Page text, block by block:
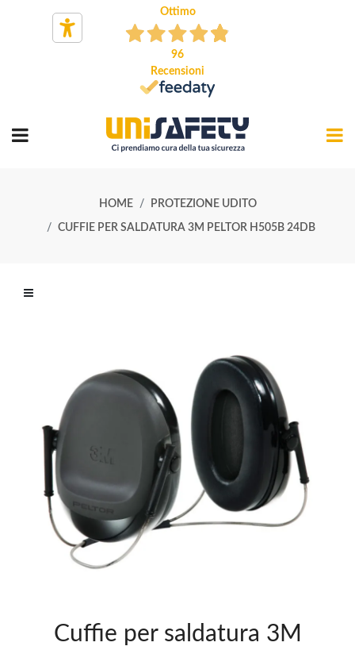
Ottimo
96
Recensioni
HOME PROTEZIONE UDITO
CUFFIE PER SALDATURA 3M PELTOR H505B 24DB
Auricolare
€5.06
Cuffie per saldatura 3M